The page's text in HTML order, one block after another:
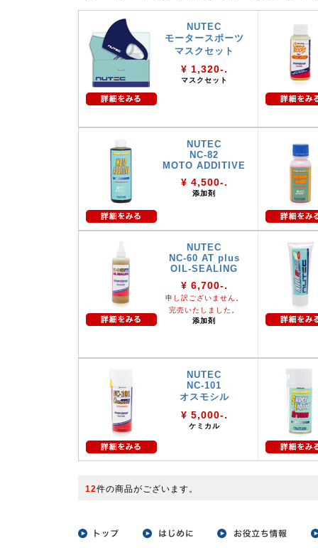
NUTEC
モータースポーツ
マスクセット
¥ 1,320-.
マスクセット
NUTEC
NC-82
MOTO ADDITIVE
¥ 4,500-.
添加剤
NUTEC
NC-60 AT plus
OIL-SEALING
¥ 6,700-.
申し訳ございません。
完売いたしました。
添加剤
NUTEC
NC-101
オスモシル
¥ 5,000-.
ケミカル
12件の商品がございます。